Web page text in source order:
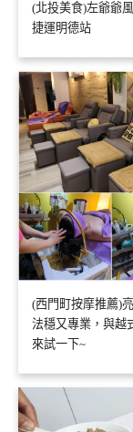
(北投美食)左爺爺
捷運明德站
(西門町按摩推薦)
法穩又專業，與越
來試一下~